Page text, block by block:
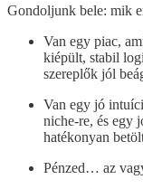
Gondoljunk bele: mik
Van egy piac,
kiépült, stabil
szereplők jól
Van egy jó
niche-re, és egy
hatékonyan
Pénzed… az